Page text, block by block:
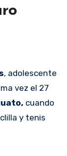
, adolescente
vez el 27
cuando
y tenis